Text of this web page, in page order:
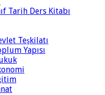
Tarih Ders Kitabı
Teşkilatı
Yapısı